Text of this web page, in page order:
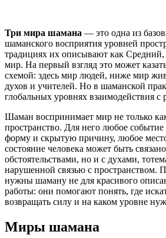
Три мира шамана — это одна из
шаманского восприятия уровней
традициях их описывают как
мир. На первый взгляд это может
схемой: здесь мир людей, ниже мир
духов и учителей. Но в шаманской
глобальных уровнях взаимодействия с
Шаман воспринимает мир не только
пространство. Для него любое
форму и скрытую причину, любое
состояние человека может быть
обстоятельствами, но и с духами,
нарушенной связью с пространством.
нужны шаману не для красивого
работы: они помогают понять, где
возвращать силу и на каком уровне
Миры шамана